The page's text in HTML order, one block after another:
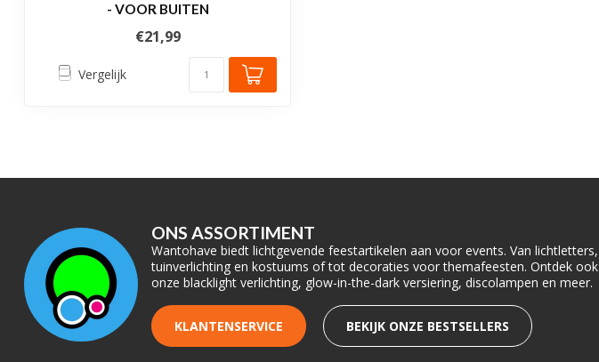
- VOOR BUITEN
€21,99
Vergelijk
ONS ASSORTIMENT
Wantohave biedt lichtgevende feestartikelen aan voor events. Van lichtletters,
tuinverlichting en kostuums of tot decoraties voor themafeesten. Ontdek ook
onze blacklight verlichting, glow-in-the-dark versiering, discolampen en meer.
KLANTENSERVICE BEKIJK ONZE BESTSELLERS